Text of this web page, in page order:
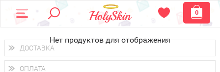
0
Нет продуктов для отображения
ДОСТАВКА
Доставка осуществляетсяпо всем городам России.
ОПЛАТА